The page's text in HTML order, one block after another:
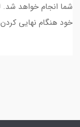
شما انجام خواهد شد.
خود هنگام نهایی کردن